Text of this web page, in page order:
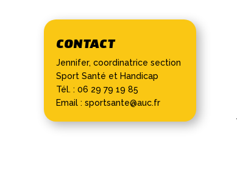
CONTACT
Jennifer, coordinatrice section
Sport Santé et Handicap
Tél. : 06 29 79 19 85
Email : sportsante@auc.fr